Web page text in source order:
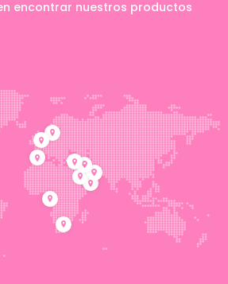
encontrar nuestros productos